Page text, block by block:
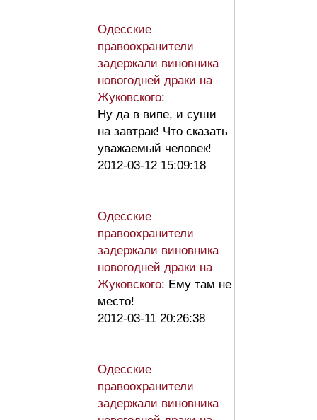
Одесские
правоохранители
задержали виновника
новогодней драки на
Жуковского:
Ну да в випе, и суши
на завтрак! Что сказать
уважаемый человек!
2012-03-12 15:09:18
Одесские
правоохранители
задержали виновника
новогодней драки на
Жуковского: Ему там не
место!
2012-03-11 20:26:38
Одесские
правоохранители
задержали виновника